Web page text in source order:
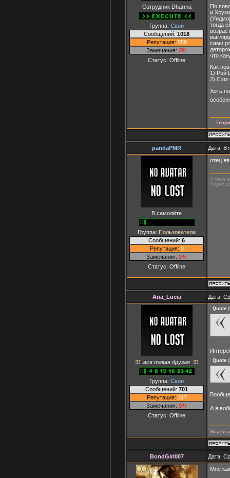
Сотрудник Dharma
Группа: Свои
Сообщений: 1018
Репутация: 558
Замечания: 0%
Статус: Offline
По
и
тогда
сами
что
Как
1) Рей
2) Сэм
Хоть
-=
pandaPMR Дата:
В самолёте
Группа: Пользователи
Сообщений: 6
Репутация: 0
Замечания: 0%
Статус: Offline
отец
У меня
Перед
Ana_Lucia Дата:
вся такая другая
Группа: Свои
Сообщений: 701
Репутация: 317
Замечания: 0%
Статус: Offline
Quote (
Quote (
А я
BondGirl007 Дата:
Мне